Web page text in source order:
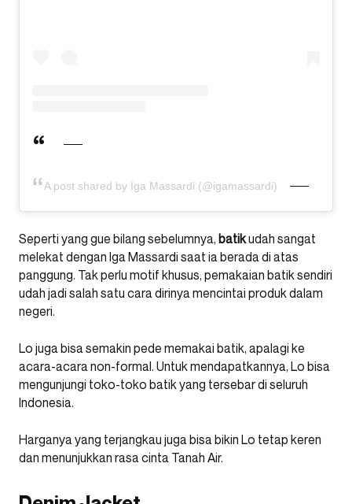
A post shared by Iga Massardi (@igamassardi)
Seperti yang gue bilang sebelumnya, batikudah sangat
melekat dengan Iga Massardi saat ia berada di atas
panggung. Tak perlu motif khusus, pemakaian batik sendiri
udah jadi salah satu cara dirinya mencintai produk dalam
negeri.
Lo juga bisa semakin pede memakai batik, apalagi ke
acara-acara non-formal. Untuk mendapatkannya, Lo bisa
mengunjungi toko-toko batik yang tersebar di seluruh
Indonesia.
Harganya yang terjangkau juga bisa bikin Lo tetap keren
dan menunjukkan rasa cinta Tanah Air.